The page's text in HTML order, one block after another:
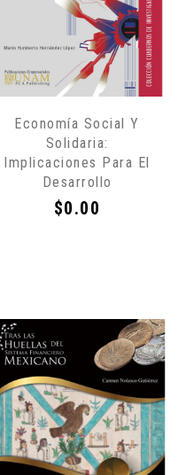
Economía Social Y
Solidaria:
Implicaciones Para El
Desarrollo
Precio
$0.00